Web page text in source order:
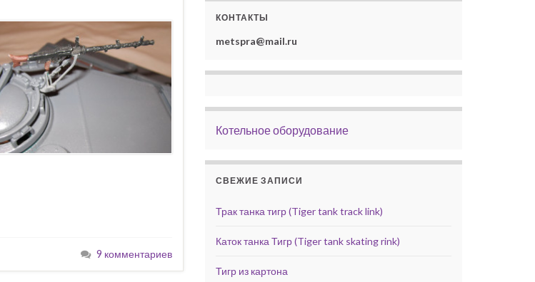
9 комментариев
КОНТАКТЫ
metspra@mail.ru
Котельное оборудование
СВЕЖИЕ ЗАПИСИ
Трак танка тигр (Tiger tank track link)
Каток танка Тигр (Tiger tank skating rink)
Тигр из картона